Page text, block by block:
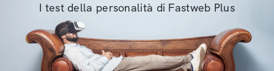
I test della personalità di Fastweb Plus